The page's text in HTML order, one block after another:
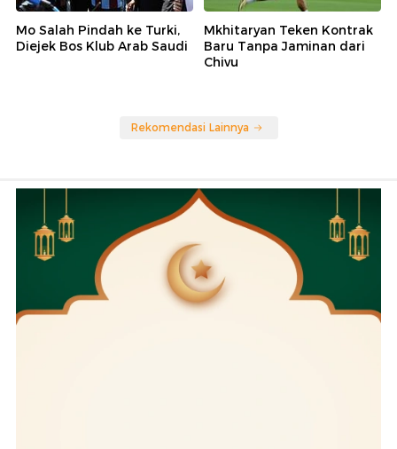
Mo Salah Pindah ke Turki,
Diejek Bos Klub Arab Saudi
Mkhitaryan Teken Kontrak
Baru Tanpa Jaminan dari
Chivu
Rekomendasi Lainnya